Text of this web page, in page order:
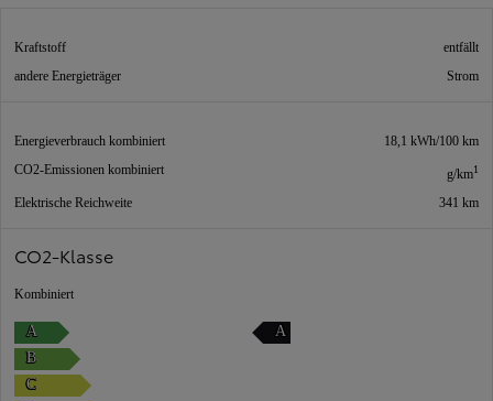
Kraftstoff
entfällt
andere Energieträger
Strom
Energieverbrauch kombiniert
18,1 kWh/100 km
CO2-Emissionen kombiniert
g/km1
Elektrische Reichweite 341 km
CO2-Klasse
Kombiniert
A
B
C
A